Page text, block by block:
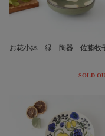
お花小鉢 緑 陶器 佐藤牧
SOLD